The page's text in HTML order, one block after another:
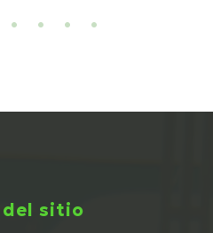
del sitio